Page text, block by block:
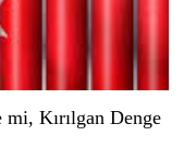
Kırılgan Denge